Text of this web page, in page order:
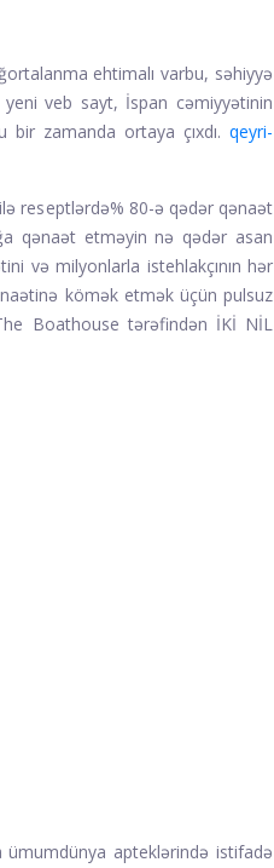
ehtimalı varbu, səhiyyə
veb sayt, İspan cəmiyyətinin
bir zamanda ortaya çıxdı. qeyri-
reseptlərdə% 80-ə qədər qənaət
qənaət etməyin nə qədər asan
və milyonlarla istehlakçının hər
kömək etmək üçün pulsuz
Boathouse tərəfindən İKİ NİL
ümumdünya apteklərində istifadə